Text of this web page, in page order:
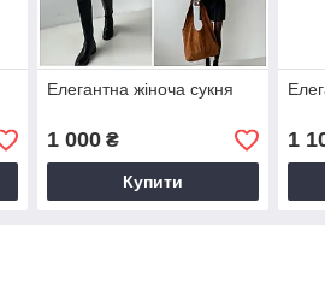
Елегантна жіноча сукня
1 000₴
Купити
1